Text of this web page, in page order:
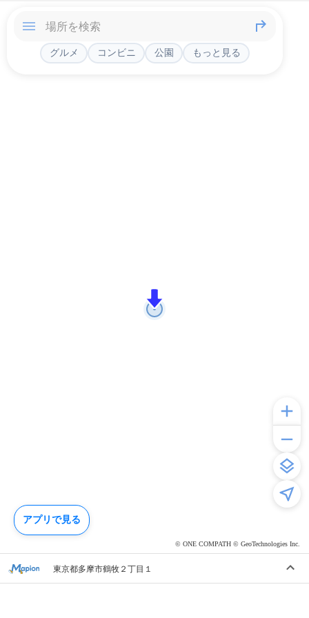
© ONE COMPATH © GeoTechnologies Inc.
グルメ コンビニ 公園 もっと見る
東京都多摩市鶴牧２丁目１
アプリで見る